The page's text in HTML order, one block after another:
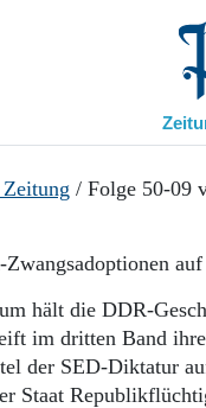
/ Folge 50-09
auf
hält die DDR-
im dritten Band
der SED-Diktatur
Staat